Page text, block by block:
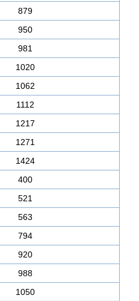
879
950
981
1020
1062
1112
1217
1271
1424
400
521
563
794
920
988
1050